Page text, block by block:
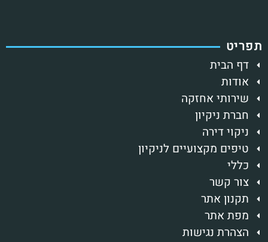
דף הבית
אודות
שירותי אחזקה
חברת ניקיון
ניקוי דירה
טיפים מקצועיים לניקיון
כללי
צור קשר
תקנון אתר
מפת אתר
הצהרת נגישות